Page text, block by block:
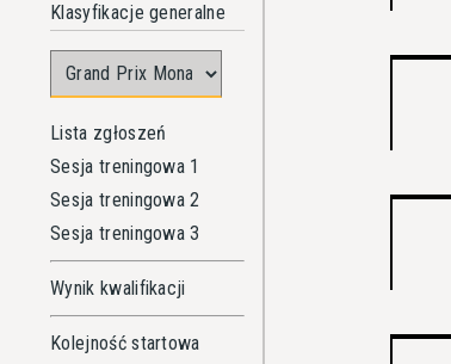
Klasyfikacje generalne
Lista zgłoszeń
Sesja treningowa 1
Sesja treningowa 2
Sesja treningowa 3
Wynik kwalifikacji
Kolejność startowa